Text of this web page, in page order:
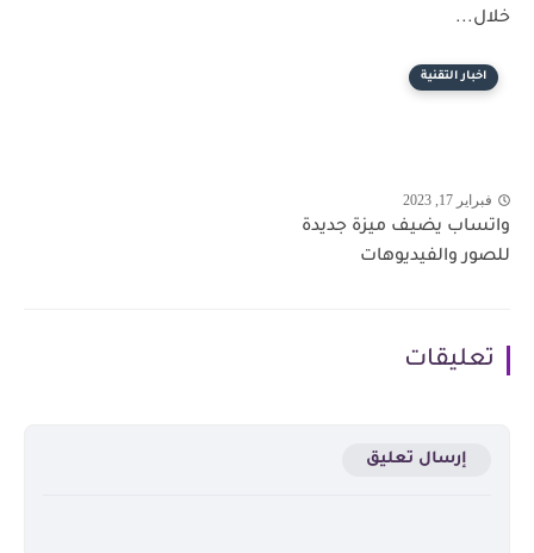
خلال...
اخبار التقنية
فبراير 17, 2023
واتساب يضيف ميزة جديدة
للصور والفيديوهات
تعليقات
إرسال تعليق